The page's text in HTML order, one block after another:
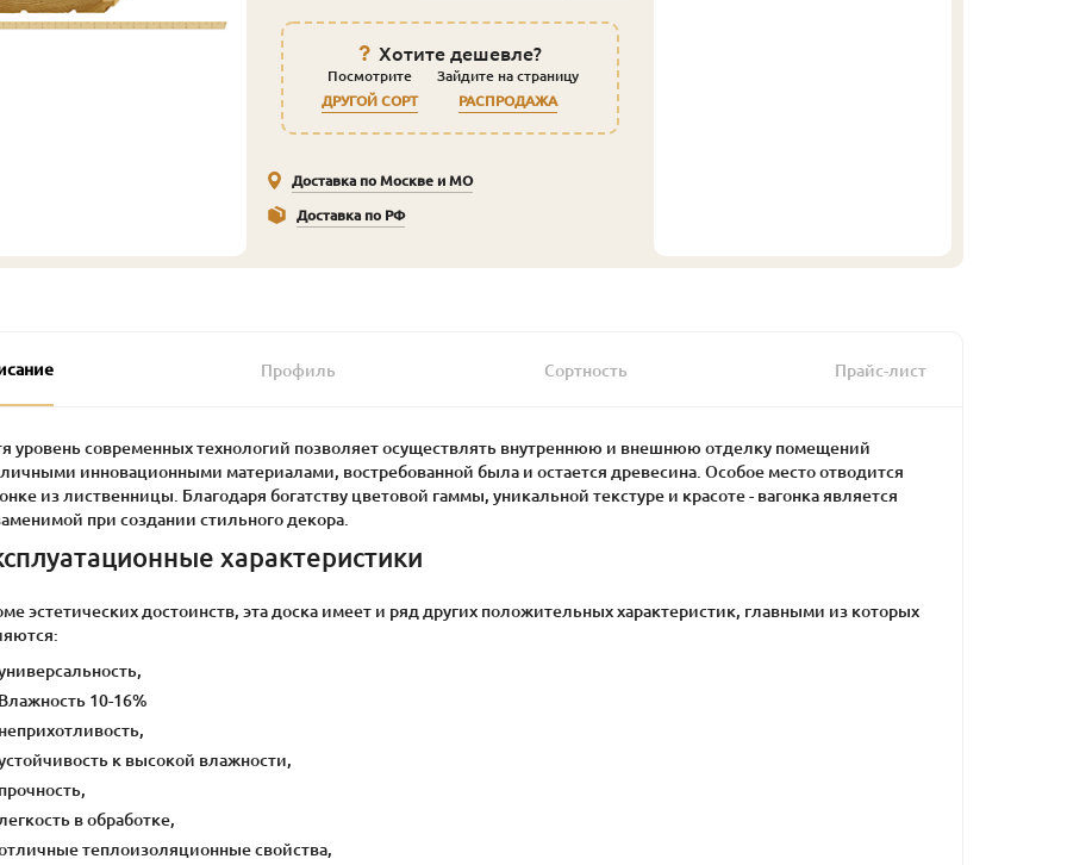
Хотите дешевле?
Посмотрите
ДРУГОЙ СОРТ
Зайдите на страницу
РАСПРОДАЖА
Доставка по Москве и МО
Доставка по РФ
Профиль Сортность Прайс-лист
уровень современных технологий позволяет осуществлять внутреннюю и внешнюю отделку помещений
инновационными материалами, востребованной была и остается древесина. Особое место отводится
из лиственницы. Благодаря богатству цветовой гаммы, уникальной текстуре и красоте - вагонка является
при создании стильного декора.
характеристики
эстетических достоинств, эта доска имеет и ряд других положительных характеристик, главными из которых
Влажность 10-16%
неприхотливость,
к высокой влажности,
прочность,
в обработке,
теплоизоляционные свойства,